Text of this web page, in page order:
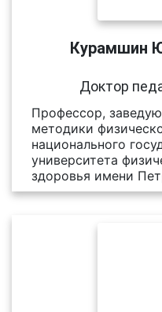
Курамшин
Доктор
Профессор,
методики
национального
университета
здоровья имени